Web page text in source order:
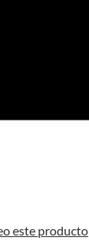
este producto